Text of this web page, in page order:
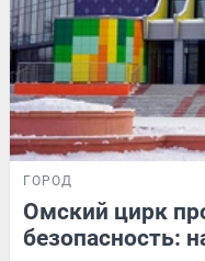
ГОРОД
Омский цирк
безопасность: